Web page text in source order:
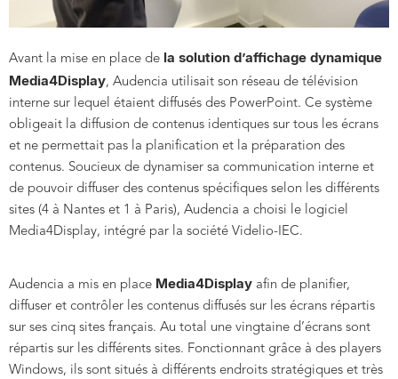
Avant la mise en place de la solution d’affichage dynamique
Media4Display, Audencia utilisait son réseau de télévision
interne sur lequel étaient diffusés des PowerPoint. Ce système
obligeait la diffusion de contenus identiques sur tous les écrans
et ne permettait pas la planification et la préparation des
contenus. Soucieux de dynamiser sa communication interne et
de pouvoir diffuser des contenus spécifiques selon les différents
sites (4 à Nantes et 1 à Paris), Audencia a choisi le logiciel
Media4Display, intégré par la société Videlio-IEC.
Audencia a mis en place Media4Display afin de planifier,
diffuser et contrôler les contenus diffusés sur les écrans répartis
sur ses cinq sites français. Au total une vingtaine d’écrans sont
répartis sur les différents sites. Fonctionnant grâce à des players
Windows, ils sont situés à différents endroits stratégiques et très